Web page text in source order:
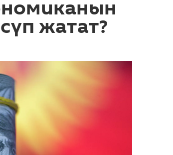
жатат?